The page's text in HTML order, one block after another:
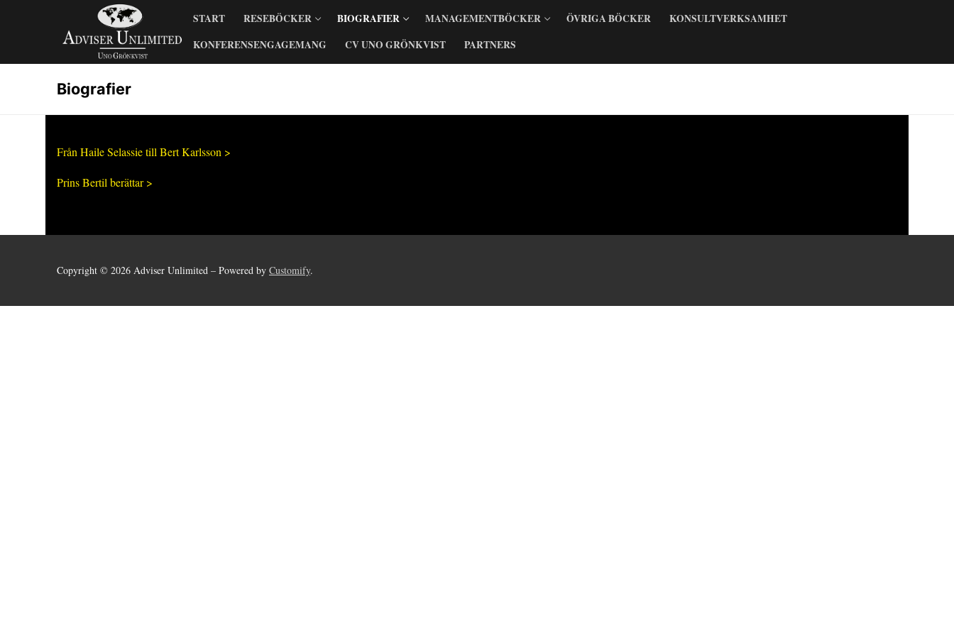
START RESEBÖCKER BIOGRAFIER MANAGEMENTBÖCKER ÖVRIGA BÖCKER
KONSULTVERKSAMHET
KONFERENSENGAGEMANG
CV UNO GRÖNKVIST PARTNERS
Biografier
Från Haile Selassie till Bert Karlsson >
Prins Bertil berättar >
Copyright © 2026 Adviser Unlimited – Powered by Customify.